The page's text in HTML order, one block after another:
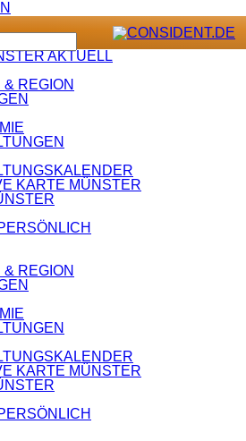
REGION
KARTE MÜNSTER
REGION
KARTE MÜNSTER